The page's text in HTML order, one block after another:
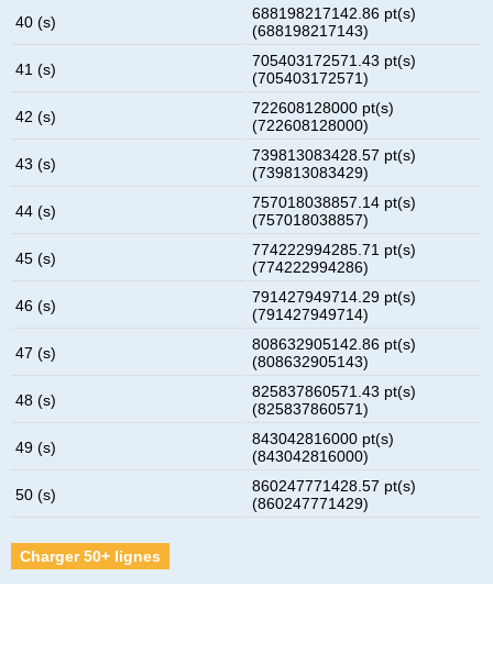
40 (s)
688198217142.86 pt(s)
(688198217143)
41 (s)
705403172571.43 pt(s)
(705403172571)
42 (s)
722608128000 pt(s)
(722608128000)
43 (s)
739813083428.57 pt(s)
(739813083429)
44 (s)
757018038857.14 pt(s)
(757018038857)
45 (s)
774222994285.71 pt(s)
(774222994286)
46 (s)
791427949714.29 pt(s)
(791427949714)
47 (s)
808632905142.86 pt(s)
(808632905143)
48 (s)
825837860571.43 pt(s)
(825837860571)
49 (s)
843042816000 pt(s)
(843042816000)
50 (s)
860247771428.57 pt(s)
(860247771429)
Charger 50+ lignes